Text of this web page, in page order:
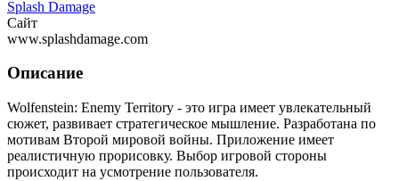
Splash Damage
Сайт
www.splashdamage.com
Описание
Wolfenstein: Enemy Territory - это игра имеет увлекательный
сюжет, развивает стратегическое мышление. Разработана по
мотивам Второй мировой войны. Приложение имеет
реалистичную прорисовку. Выбор игровой стороны
происходит на усмотрение пользователя.